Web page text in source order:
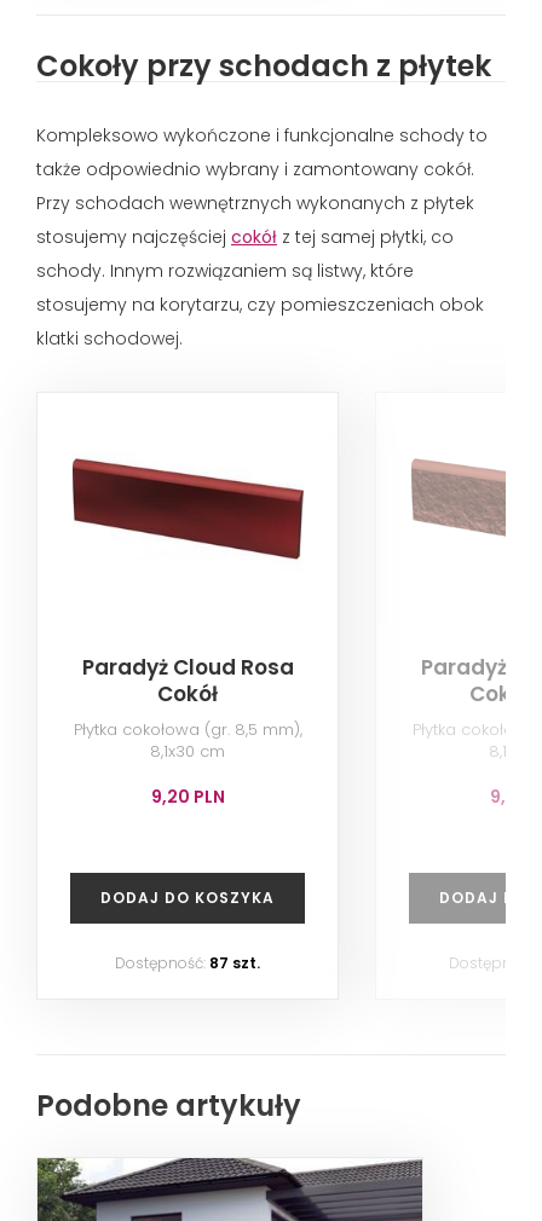
Cokoły przy schodach z płytek
Kompleksowo wykończone i funkcjonalne schody to
także odpowiednio wybrany i zamontowany cokół.
Przy schodach wewnętrznych wykonanych z płytek
stosujemy najczęściej cokół z tej samej płytki, co
schody. Innym rozwiązaniem są listwy, które
stosujemy na korytarzu, czy pomieszczeniach obok
klatki schodowej.
Paradyż Cloud Rosa
Cokół
Płytka cokołowa (gr. 8,5 mm),
8,1x30 cm
9,20 PLN
DODAJ DO KOSZYKA
Dostępność: 87 szt.
Paradyż
Cokół
Płytka
9,20
DODAJ DO
Dostępność:
Podobne artykuły